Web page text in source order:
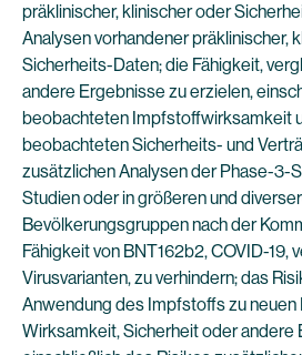
präklinischer, klinischer oder
Analysen vorhandener präklinischer,
Sicherheits-Daten; die Fähigkeit,
andere Ergebnisse zu erzielen,
beobachteten Impfstoffwirksamkeit
beobachteten Sicherheits- und
zusätzlichen Analysen der Phase-3-
Studien oder in größeren und
Bevölkerungsgruppen nach der
Fähigkeit von BNT162b2, COVID-19,
Virusvarianten, zu verhindern; das
Anwendung des Impfstoffs zu
Wirksamkeit, Sicherheit oder andere